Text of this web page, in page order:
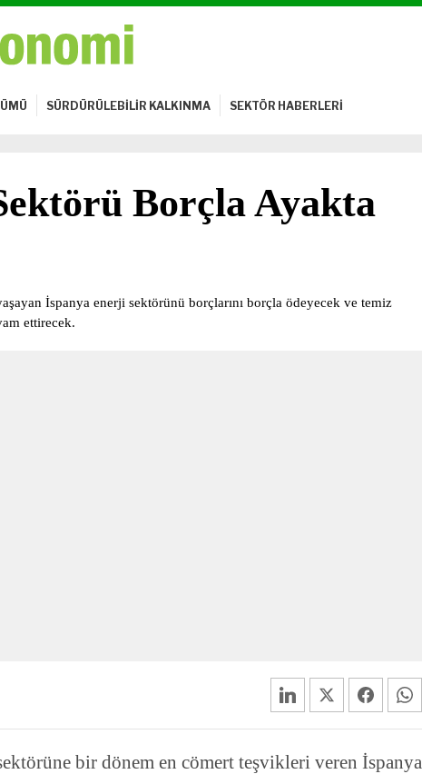
SÜRDÜRÜLEBİLİR KALKINMA SEKTÖR HABERLERİ
Borçla Ayakta
İspanya enerji sektörünü borçlarını borçla ödeyecek ve temiz
ettirecek.
bir dönem en cömert teşvikleri veren İspanya